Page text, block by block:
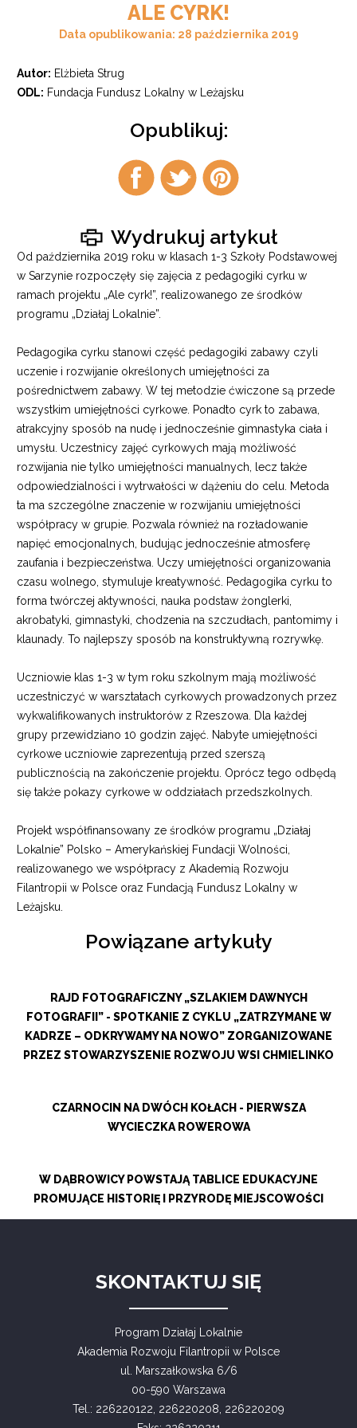
ALE CYRK!
Data opublikowania: 28 października 2019
Autor: Elżbieta Strug
ODL: Fundacja Fundusz Lokalny w Leżajsku
Opublikuj:
Udostępnij
na
facebook
Udostępnij
na
twitter
Udostępnij
na
pintrest
Wydrukuj artykuł
Od października 2019 roku w klasach 1-3 Szkoły Podstawowej
w Sarzynie rozpoczęły się zajęcia z pedagogiki cyrku w
ramach projektu „Ale cyrk!”, realizowanego ze środków
programu „Działaj Lokalnie”.
Pedagogika cyrku stanowi część pedagogiki zabawy czyli
uczenie i rozwijanie określonych umiejętności za
pośrednictwem zabawy. W tej metodzie ćwiczone są przede
wszystkim umiejętności cyrkowe. Ponadto cyrk to zabawa,
atrakcyjny sposób na nudę i jednocześnie gimnastyka ciała i
umysłu. Uczestnicy zajęć cyrkowych mają możliwość
rozwijania nie tylko umiejętności manualnych, lecz także
odpowiedzialności i wytrwałości w dążeniu do celu. Metoda
ta ma szczególne znaczenie w rozwijaniu umiejętności
współpracy w grupie. Pozwala również na rozładowanie
napięć emocjonalnych, budując jednocześnie atmosferę
zaufania i bezpieczeństwa. Uczy umiejętności organizowania
czasu wolnego, stymuluje kreatywność. Pedagogika cyrku to
forma twórczej aktywności, nauka podstaw żonglerki,
akrobatyki, gimnastyki, chodzenia na szczudłach, pantomimy i
klaunady. To najlepszy sposób na konstruktywną rozrywkę.
Uczniowie klas 1-3 w tym roku szkolnym mają możliwość
uczestniczyć w warsztatach cyrkowych prowadzonych przez
wykwalifikowanych instruktorów z Rzeszowa. Dla każdej
grupy przewidziano 10 godzin zajęć. Nabyte umiejętności
cyrkowe uczniowie zaprezentują przed szerszą
publicznością na zakończenie projektu. Oprócz tego odbędą
się także pokazy cyrkowe w oddziałach przedszkolnych.
Projekt współfinansowany ze środków programu „Działaj
Lokalnie” Polsko – Amerykańskiej Fundacji Wolności,
realizowanego we współpracy z Akademią Rozwoju
Filantropii w Polsce oraz Fundacją Fundusz Lokalny w
Leżajsku.
Powiązane artykuły
RAJD FOTOGRAFICZNY „SZLAKIEM DAWNYCH
FOTOGRAFII” - SPOTKANIE Z CYKLU „ZATRZYMANE W
KADRZE – ODKRYWAMY NA NOWO” ZORGANIZOWANE
PRZEZ STOWARZYSZENIE ROZWOJU WSI CHMIELINKO
CZARNOCIN NA DWÓCH KOŁACH - PIERWSZA
WYCIECZKA ROWEROWA
W DĄBROWICY POWSTAJĄ TABLICE EDUKACYJNE
PROMUJĄCE HISTORIĘ I PRZYRODĘ MIEJSCOWOŚCI
SKONTAKTUJ SIĘ
Program Działaj Lokalnie
Akademia Rozwoju Filantropii w Polsce
ul. Marszałkowska 6/6
00-590 Warszawa
Tel.: 226220122, 226220208, 226220209